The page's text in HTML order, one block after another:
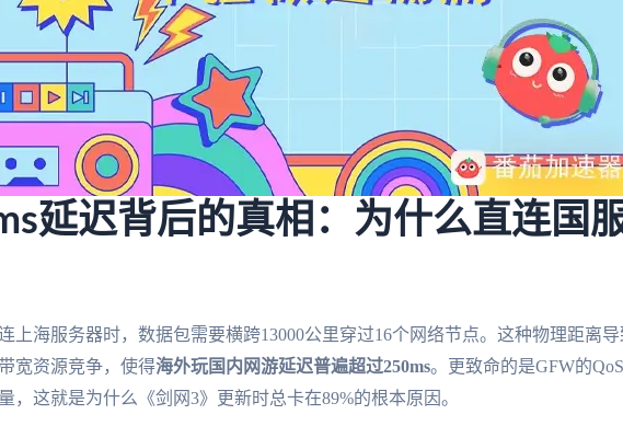
延迟背后的真相：为什么直连国
上海服务器时，数据包需要横跨13000公里穿过16个网络节点。这种物理距离导
宽资源竞争，使得海外玩国内网游延迟普遍超过250ms。更致命的是GFW的
，这就是为什么《剑网3》更新时总卡在89%的根本原因。